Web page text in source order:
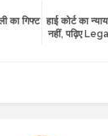
tte ats
हाई कोर्ट का
नहीं, पढ़िए
का गिफ्ट